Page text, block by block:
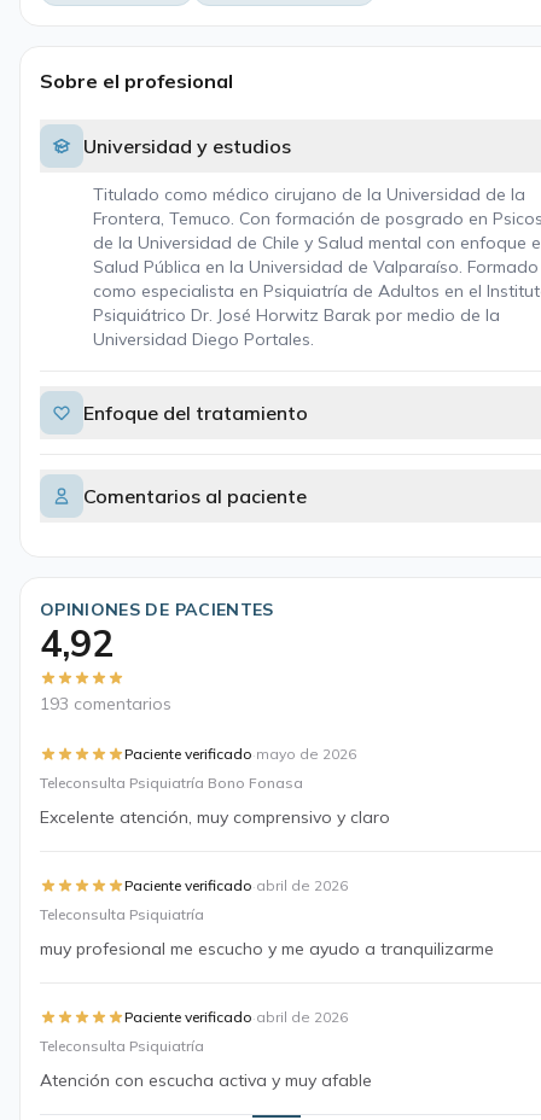
Sobre el profesional
Universidad y estudios
Titulado como médico cirujano de la Universidad de la
Frontera, Temuco. Con formación de posgrado en
de la Universidad de Chile y Salud mental con enfoque
Salud Pública en la Universidad de Valparaíso. Formado
como especialista en Psiquiatría de Adultos en el
Psiquiátrico Dr. José Horwitz Barak por medio de la
Universidad Diego Portales.
Enfoque del tratamiento
Comentarios al paciente
OPINIONES DE PACIENTES
4,92
193 comentarios
Paciente verificado·mayo de 2026
Teleconsulta Psiquiatría Bono Fonasa
Excelente atención, muy comprensivo y claro
Paciente verificado·abril de 2026
Teleconsulta Psiquiatría
muy profesional me escucho y me ayudo a tranquilizarme
Paciente verificado·abril de 2026
Teleconsulta Psiquiatría
Atención con escucha activa y muy afable